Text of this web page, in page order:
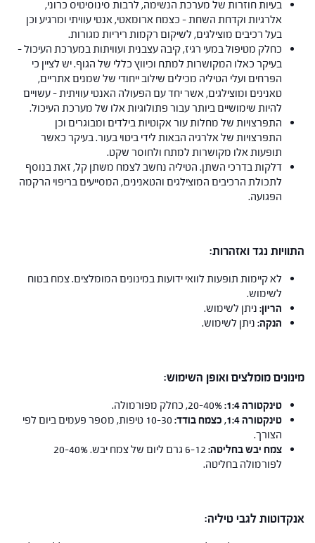
בעיות חוזרות של מערכת הנשימה, לרבות סינוסיטיס כרוני,
אלרגיות וקדחת השחת – כצמח ארומאטי, אנטי עוויתי ומרגיע וכן
בעל רכיבים מוצילגים, לשיקום רקמות ריריות מגורות.
כחלק מטיפול במעי רגיז, קיבה עצבנית ועוויתות במערכת העיכול –
בעיקר כאלו המקושרות למתח וכיווץ כללי של הגוף. יש לציין כי
הפרחים ועלי הטיליה מכילים שילוב ייחודי של שמנים אתריים,
טאנינים ומוצילגים, אשר יחד עם הפעולה האנטי עוויתית – עשויים
להיות שימושיים ביותר עבור פתולוגיות אלו של מערכת העיכול.
התפרצויות של מחלות עור אקוטיות בילדים ומבוגרים וכן
התפרצויות של אלרגיה הבאות לידי ביטוי בעור. בעיקר כאשר
תופעות אלו מקושרות למתח ולחוסר שקט.
דלקות בדרכי השתן. הטיליה נחשב לצמח משתן קל, זאת בנוסף
לתכולת הרכיבים המוצילגים והטאנינים, המסייעים בריפוי הרקמה
הפגועה.
התוויות נגד ואזהרות:
לא קיימות תופעות לוואי ידועות במינונים המומלצים. צמח בטוח
לשימוש.
הריון: ניתן לשימוש.
הנקה: ניתן לשימוש.
מינונים מומלצים ואופן השימוש:
טינקטורה 1:4:
טינקטורה 1:4, כצמח בודד:
10-30 טיפות, מספר פעמים ביום לפי
הצורך.
צמח יבש בחליטה:
6-12 גרם ליום של צמח יבש. 20-40%
לפורמולה בחליטה.
אנקדוטות לגבי טיליה: